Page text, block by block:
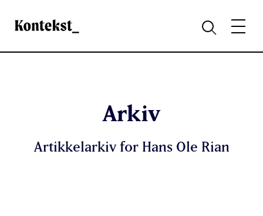
Kontekst
SØKMENY
Arkiv
Artikkelarkiv for Hans Ole Rian